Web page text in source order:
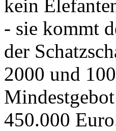
kein
- sie kommt
der
2000 und
450.000